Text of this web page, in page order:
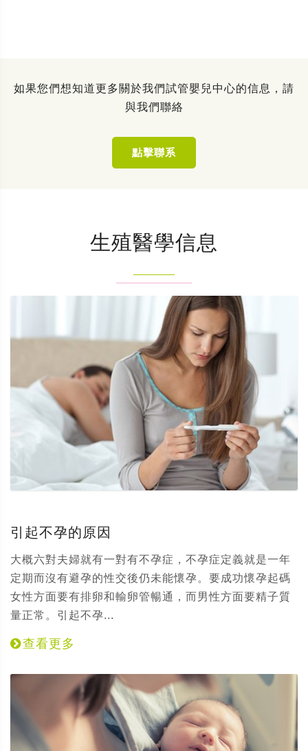
如果您們想知道更多關於我們試管嬰兒中心的信息，請
與我們聯絡
點擊聯系
生殖醫學信息
引起不孕的原因
大概六對夫婦就有一對有不孕症，不孕症定義就是一年
定期而沒有避孕的性交後仍未能懷孕。要成功懷孕起碼
女性方面要有排卵和輸卵管暢通，而男性方面要精子質
量正常。引起不孕...
查看更多